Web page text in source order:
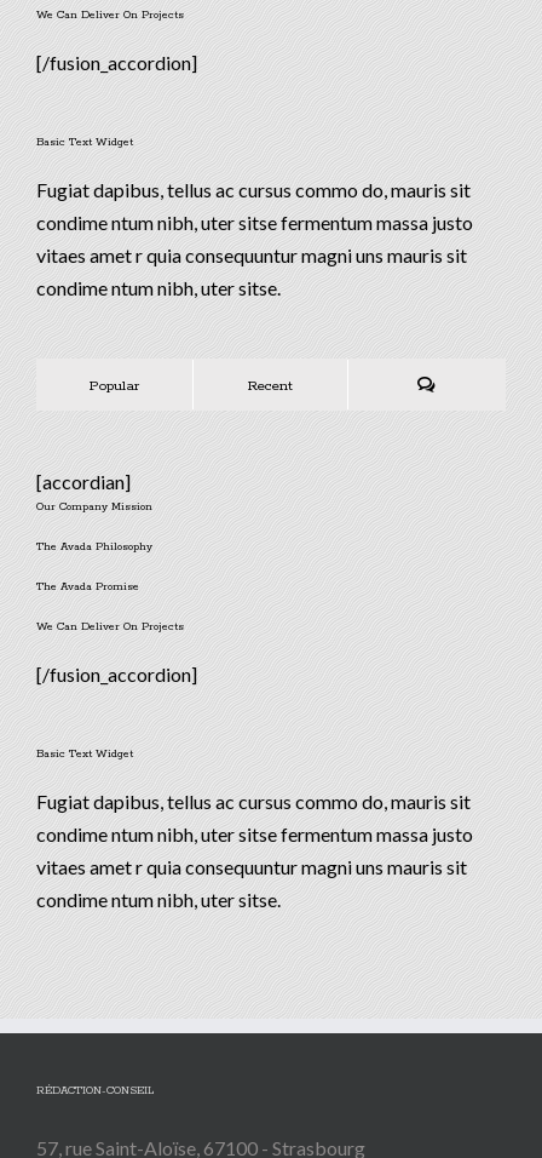
We Can Deliver On Projects
[/fusion_accordion]
Basic Text Widget
Fugiat dapibus, tellus ac cursus commo do, mauris sit
condime ntum nibh, uter sitse fermentum massa justo
vitaes amet r quia consequuntur magni uns mauris sit
condime ntum nibh, uter sitse.
Popular Recent
Comments
[accordian]
Our Company Mission
The Avada Philosophy
The Avada Promise
We Can Deliver On Projects
[/fusion_accordion]
Basic Text Widget
Fugiat dapibus, tellus ac cursus commo do, mauris sit
condime ntum nibh, uter sitse fermentum massa justo
vitaes amet r quia consequuntur magni uns mauris sit
condime ntum nibh, uter sitse.
RÉDACTION-CONSEIL
57, rue Saint-Aloïse, 67100 - Strasbourg